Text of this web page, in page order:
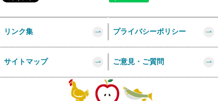
リンク集 プライバシーポリシー
サイトマップ ご意見・ご質問